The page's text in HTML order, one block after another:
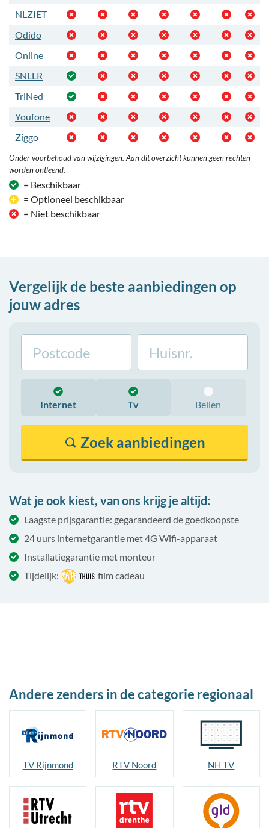
NLZIET
Odido
Online
SNLLR
TriNed
Youfone
Ziggo
Onder voorbehoud van wijzigingen. Aan dit overzicht kunnen geen rechten
worden ontleend.
= Beschikbaar
= Optioneel beschikbaar
= Niet beschikbaar
Vergelijk de beste aanbiedingen op
jouw adres
Internet Tv Bellen
Zoek aanbiedingen
Wat je ook kiest, van ons krijg je altijd:
Laagste prijsgarantie: gegarandeerd de goedkoopste
24 uurs internetgarantie met 4G Wifi-apparaat
Installatiegarantie met monteur
Tijdelijk:
film cadeau
Andere zenders in de categorie regionaal
TV Rijnmond RTV Noord NH TV